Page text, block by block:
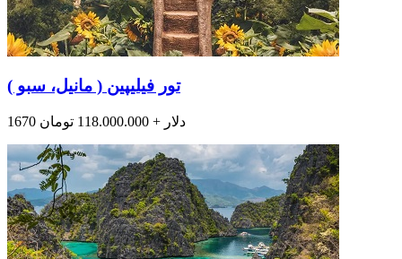
تور فیلیپین ( مانیل، سبو )
1670 دلار + 118.000.000 تومان